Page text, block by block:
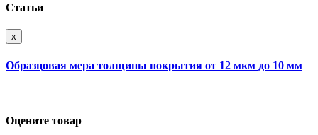
Статьи
x
Образцовая мера толщины покрытия от 12 мкм до 10 мм
Оцените товар